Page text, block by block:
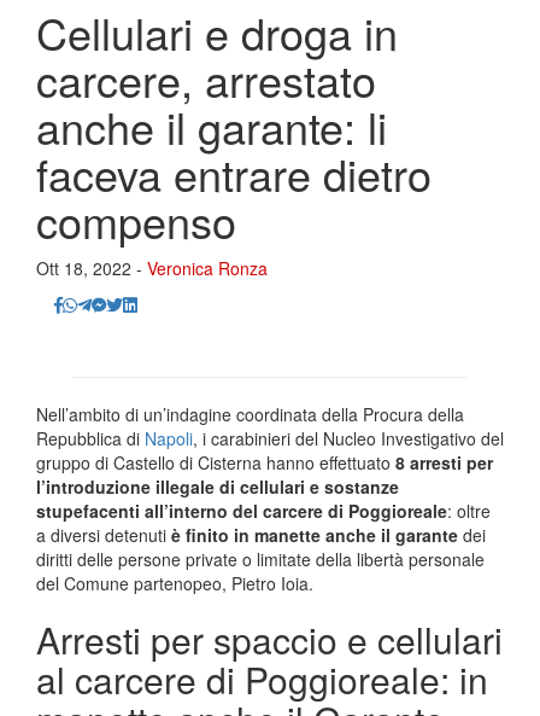
Cellulari e droga in
carcere, arrestato
anche il garante: li
faceva entrare dietro
compenso
Ott 18, 2022 - Veronica Ronza
Nell’ambito di un’indagine coordinata della Procura della
Repubblica di Napoli, i carabinieri del Nucleo Investigativo del
gruppo di Castello di Cisterna hanno effettuato 8 arresti per
l’introduzione illegale di cellulari e sostanze
stupefacenti all’interno del carcere di Poggioreale: oltre
a diversi detenuti è finito in manette anche il garante dei
diritti delle persone private o limitate della libertà personale
del Comune partenopeo, Pietro Ioia.
Arresti per spaccio e cellulari
al carcere di Poggioreale: in